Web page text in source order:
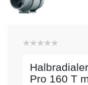
Pro 160 T